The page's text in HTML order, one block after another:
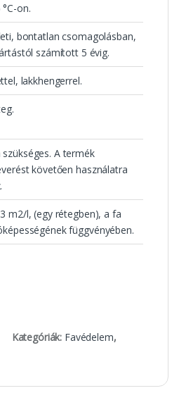
on.
bontatlan csomagolásban,
számított 5 évig.
lakkhengerrel.
A termék
követően használatra
m2/l, (egy rétegben), a fa
függvényében.
Kategóriák: Favédelem,